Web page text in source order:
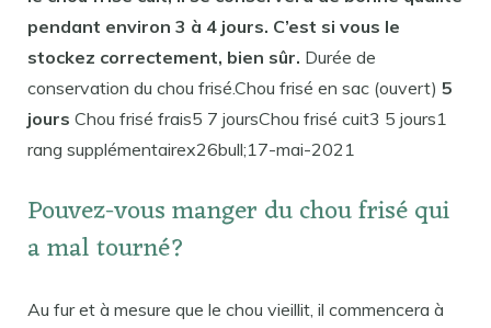
pendant environ 3 à 4 jours. C’est si vous le
stockez correctement, bien sûr. Durée de
conservation du chou frisé.Chou frisé en sac (ouvert) 5
jours Chou frisé frais5 7 joursChou frisé cuit3 5 jours1
rang supplémentairex26bull;17-mai-2021
Pouvez-vous manger du chou frisé qui
a mal tourné?
Au fur et à mesure que le chou vieillit, il commencera à